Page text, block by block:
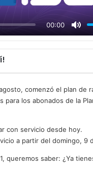
00:00
a
y
comenzó el plan de
para los abonados de la
con servicio desde hoy.
a partir del domingo, 9
queremos saber: ¿Ya